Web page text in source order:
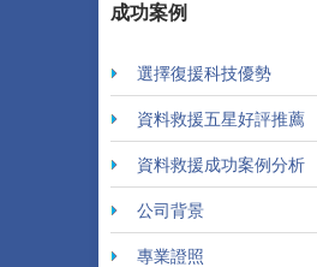
成功案例
選擇復援科技優勢
資料救援五星好評推薦
資料救援成功案例分析
公司背景
專業證照